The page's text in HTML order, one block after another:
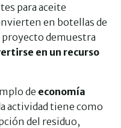
para aceite
en botellas de
proyecto demuestra
en un recurso
de economía
actividad tiene como
del residuo,